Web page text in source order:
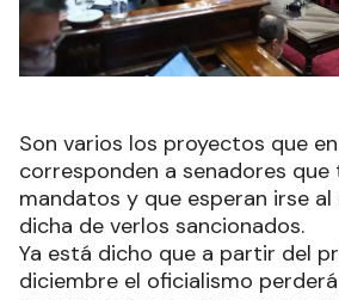
Son varios los proyectos que
corresponden a senadores que
mandatos y que esperan irse al
dicha de verlos sancionados.
Ya está dicho que a partir del
diciembre el oficialismo